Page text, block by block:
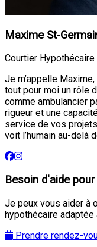
Maxime St-
Courtier Hypothécaire
Je m’appelle
tout pour moi un rôle
comme ambulancier
rigueur et une
service de vos
voit l’humain au-delà
Besoin d'aide
Je peux vous aider à
hypothécaire adaptée
Prendre rendez-